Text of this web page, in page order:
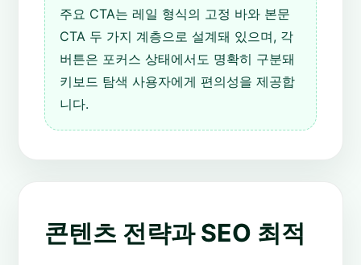
주요 CTA는 레일 형식의 고정 바와 본문
CTA 두 가지 계층으로 설계돼 있으며, 각
버튼은 포커스 상태에서도 명확히 구분돼
키보드 탐색 사용자에게 편의성을 제공합
니다.
콘텐츠 전략과 SEO 최적